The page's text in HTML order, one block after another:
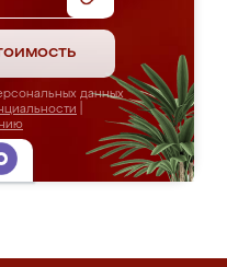
данных